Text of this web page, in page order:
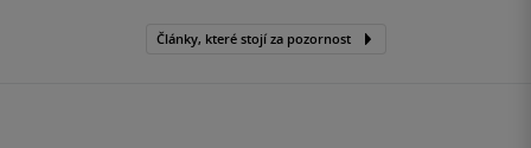
Články, které stojí za pozornost